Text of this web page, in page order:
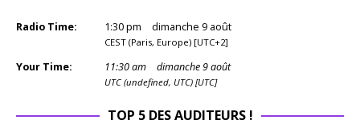
Radio Time: 1:30pm dimanche 9 août
CEST (Paris, Europe) [UTC+2]
Your Time: 11:30am dimanche 9 août
UTC (undefined, UTC) [UTC]
TOP 5 DES AUDITEURS !